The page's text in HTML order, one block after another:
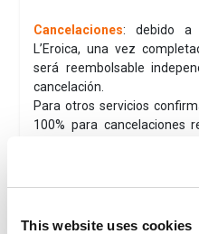
This website uses cookies
Cancelaciones: debido a
L’Eroica, una vez
será reembolsable
cancelación.
Para otros servicios
100% para cancelaciones
Se encuentra a 10 metros